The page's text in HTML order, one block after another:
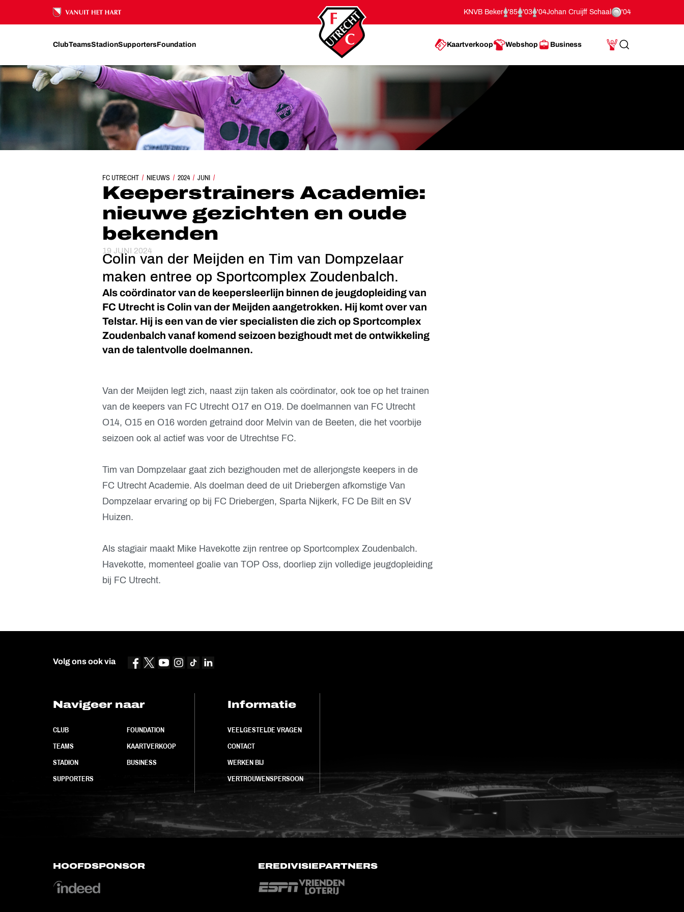
Ons nalatenschap
KNVB Beker '85 '03 '04Johan Cruijff Schaal '04
ClubTeamsStadionSupportersFoundation Kaartverkoop Webshop Business
Mijn Account
Search
FC UTRECHT NIEUWS 2024 JUNI
KEEPERSTRAINERS ACADEMIE: NIEUWE GEZICHTEN EN OUDE BEKENDEN
Keeperstrainers Academie:
nieuwe gezichten en oude
bekenden
19 JUNI 2024
Colin van der Meijden en Tim van Dompzelaar
maken entree op Sportcomplex Zoudenbalch.
Als coördinator van de keepersleerlijn binnen de jeugdopleiding van
FC Utrecht is Colin van der Meijden aangetrokken. Hij komt over van
Telstar. Hij is een van de vier specialisten die zich op Sportcomplex
Zoudenbalch vanaf komend seizoen bezighoudt met de ontwikkeling
van de talentvolle doelmannen.
Van der Meijden legt zich, naast zijn taken als coördinator, ook toe op het trainen
van de keepers van FC Utrecht O17 en O19. De doelmannen van FC Utrecht
O14, O15 en O16 worden getraind door Melvin van de Beeten, die het voorbije
seizoen ook al actief was voor de Utrechtse FC.
Tim van Dompzelaar gaat zich bezighouden met de allerjongste keepers in de
FC Utrecht Academie. Als doelman deed de uit Driebergen afkomstige Van
Dompzelaar ervaring op bij FC Driebergen, Sparta Nijkerk, FC De Bilt en SV
Huizen.
Als stagiair maakt Mike Havekotte zijn rentree op Sportcomplex Zoudenbalch.
Havekotte, momenteel goalie van TOP Oss, doorliep zijn volledige jeugdopleiding
bij FC Utrecht.
Volg ons ook via
Navigeer naar
CLUB
TEAMS
STADION
SUPPORTERS
FOUNDATION
KAARTVERKOOP
BUSINESS
Informatie
VEELGESTELDE VRAGEN
CONTACT
WERKEN BIJ
VERTROUWENSPERSOON
HOOFDSPONSOR EREDIVISIEPARTNERS